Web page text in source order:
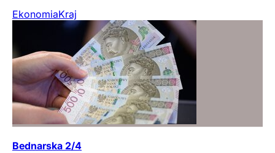
EkonomiaKraj
Bednarska 2/4